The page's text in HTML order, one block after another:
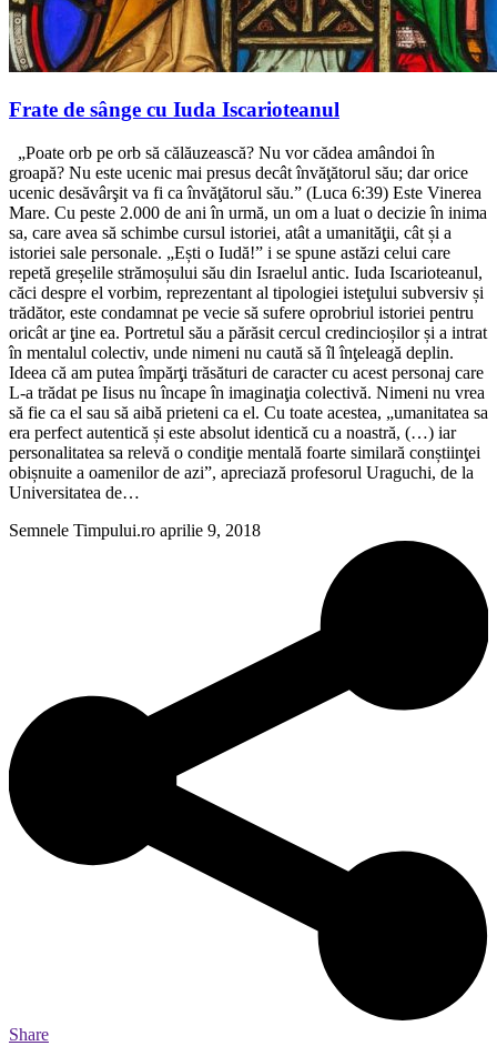
Frate de sânge cu Iuda Iscarioteanul
„Poate orb pe orb să călăuzească? Nu vor cădea amândoi în
groapă? Nu este ucenic mai presus decât învăţătorul său; dar orice
ucenic desăvârşit va fi ca învăţătorul său.” (Luca 6:39) Este Vinerea
Mare. Cu peste 2.000 de ani în urmă, un om a luat o decizie în inima
sa, care avea să schimbe cursul istoriei, atât a umanităţii, cât și a
istoriei sale personale. „Ești o Iudă!” i se spune astăzi celui care
repetă greșelile strămoșului său din Israelul antic. Iuda Iscarioteanul,
căci despre el vorbim, reprezentant al tipologiei isteţului subversiv și
trădător, este condamnat pe vecie să sufere oprobriul istoriei pentru
oricât ar ţine ea. Portretul său a părăsit cercul credincioșilor și a intrat
în mentalul colectiv, unde nimeni nu caută să îl înţeleagă deplin.
Ideea că am putea împărţi trăsături de caracter cu acest personaj care
L-a trădat pe Iisus nu încape în imaginaţia colectivă. Nimeni nu vrea
să fie ca el sau să aibă prieteni ca el. Cu toate acestea, „umanitatea sa
era perfect autentică și este absolut identică cu a noastră, (…) iar
personalitatea sa relevă o condiţie mentală foarte similară conștiinţei
obișnuite a oamenilor de azi”, apreciază profesorul Uraguchi, de la
Universitatea de…
Semnele Timpului.ro aprilie 9, 2018
Share